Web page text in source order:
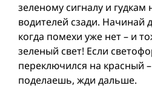
зеленому сигналу и гудкам
водителей сзади. Начинай
когда помехи уже нет – и
зеленый свет! Если
переключился на красный
поделаешь, жди дальше.